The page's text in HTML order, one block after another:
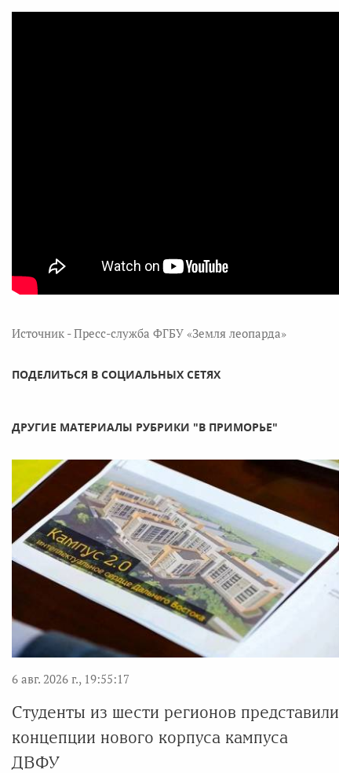
Источник - Пресс-служба ФГБУ «Земля леопарда»
ПОДЕЛИТЬСЯ В СОЦИАЛЬНЫХ СЕТЯХ
ДРУГИЕ МАТЕРИАЛЫ РУБРИКИ "В ПРИМОРЬЕ"
6 авг. 2026 г., 19:55:17
Студенты из шести регионов представили
концепции нового корпуса кампуса
ДВФУ